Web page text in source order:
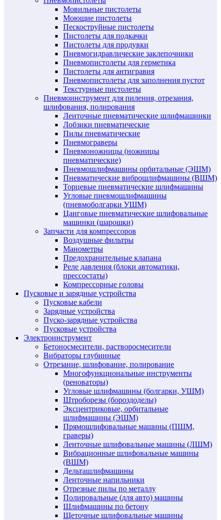
Мовильные пистолеты
Моющие пистолеты
Пескоструйные пистолеты
Пистолеты для подкачки
Пистолеты для продувки
Пневмогидравлические заклепочники
Пневмопистолеты для герметика
Пистолеты для антигравия
Пневмопистолеты для заполнения пустот
Текстурные пистолеты
Пневмоинструмент для пиления, отрезания,
шлифования, полирования
Ленточные пневматические шлифмашинки
Лобзики пневматические
Пилы пневматические
Пневмограверы
Пневмоножницы (ножницы
пневматические)
Пневмошлифмашины орбитальные (ЭШМ)
Пневматические виброшлифмашины (ВШМ)
Торцевые пневматические шлифмашины
Угловые пневмошлифмашины
(пневмоболгарки УШМ)
Цанговые пневматические шлифовальные
машинки (шарошки)
Запчасти для компрессоров
Воздушные фильтры
Манометры
Предохранительные клапана
Реле давления (блоки автоматики,
прессостаты)
Компрессорные головы
Пусковые и зарядные устройства
Пусковые кабели
Зарядные устройства
Пуско-зарядные устройства
Пусковые устройства
Электроинструмент
Бетоносмесители, растворосмесители
Вибраторы глубинные
Отрезание, шлифование, полирование
Многофункциональные инструменты
(реноваторы)
Угловые шлифмашины (болгарки, УШМ)
Штроборезы (бороздоделы)
Эксцентриковые, орбитальные
шлифмашины (ЭШМ)
Прямошлифовальные машины (ПШМ,
граверы)
Ленточные шлифовальные машины (ЛШМ)
Вибрационные шлифовальные машины
(ВШМ)
Дельташлифмашины
Ленточные напильники
Отрезные пилы по металлу
Полировальные (для авто) машины
Шлифмашины по бетону
Щеточные шлифовальные машины